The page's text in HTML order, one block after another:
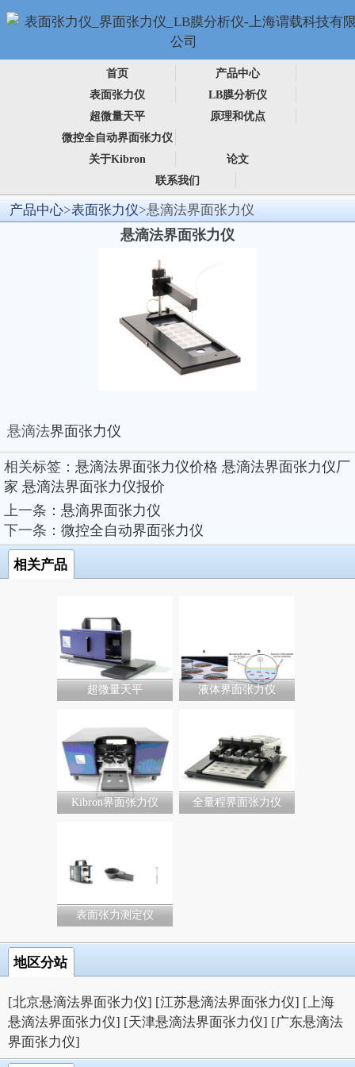
首页
产品中心
表面张力仪
LB膜分析仪
超微量天平
原理和优点
微控全自动界面张力仪
关于Kibron
论文
联系我们
产品中心>表面张力仪>悬滴法界面张力仪
悬滴法界面张力仪
悬滴法界面张力仪
相关标签： 悬滴法界面张力仪价格 悬滴法界面张力仪厂
家 悬滴法界面张力仪报价
上一条： 悬滴界面张力仪
下一条： 微控全自动界面张力仪
相关产品
超微量天平 液体界面张力仪
Kibron界面张力仪 全量程界面张力仪
表面张力测定仪
地区分站
[北京悬滴法界面张力仪] [江苏悬滴法界面张力仪] [上海
悬滴法界面张力仪] [天津悬滴法界面张力仪] [广东悬滴法
界面张力仪]